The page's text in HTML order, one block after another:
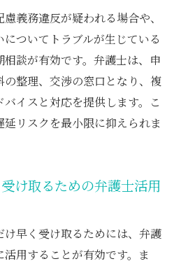
義務違反が疑われる場合や、
ついてトラブルが生じている
談が有効です。弁護士は、申
整理、交渉の窓口となり、複
イスと対応を提供します。こ
リスクを最小限に抑えられま
け取るための弁護士活用
早く受け取るためには、弁護
用することが有効です。ま